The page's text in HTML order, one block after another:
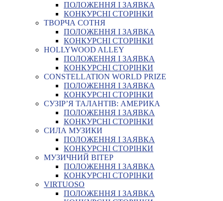
ПОЛОЖЕННЯ І ЗАЯВКА
КОНКУРСНІ СТОРІНКИ
ТВОРЧА СОТНЯ
ПОЛОЖЕННЯ І ЗАЯВКА
КОНКУРСНІ СТОРІНКИ
HOLLYWOOD ALLEY
ПОЛОЖЕННЯ І ЗАЯВКА
КОНКУРСНІ СТОРІНКИ
CONSTELLATION WORLD PRIZE
ПОЛОЖЕННЯ І ЗАЯВКА
КОНКУРСНІ СТОРІНКИ
СУЗІР’Я ТАЛАНТІВ: АМЕРИКА
ПОЛОЖЕННЯ І ЗАЯВКА
КОНКУРСНІ СТОРІНКИ
СИЛА МУЗИКИ
ПОЛОЖЕННЯ І ЗАЯВКА
КОНКУРСНІ СТОРІНКИ
МУЗИЧНИЙ ВІТЕР
ПОЛОЖЕННЯ І ЗАЯВКА
КОНКУРСНІ СТОРІНКИ
VIRTUOSO
ПОЛОЖЕННЯ І ЗАЯВКА